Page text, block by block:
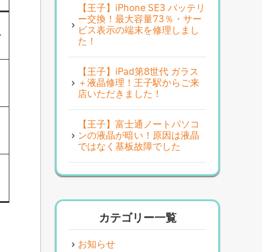
【王子】iPhone SE3 バッテリ
ー交換！最大容量73％・サー
ビス表示の端末を修理しまし
た！
【王子】iPad第8世代 ガラス
＋液晶修理！王子駅からご来
店いただきました！
【王子】富士通ノートパソコ
ンの液晶が暗い！原因は液晶
ではなく基板故障でした
カテゴリー一覧
お知らせ